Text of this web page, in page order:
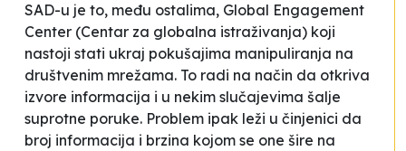
SAD-u je to, među ostalima, Global Engagement
Center (Centar za globalna istraživanja) koji
nastoji stati ukraj pokušajima manipuliranja na
društvenim mrežama. To radi na način da otkriva
izvore informacija i u nekim slučajevima šalje
suprotne poruke. Problem ipak leži u činjenici da
broj informacija i brzina kojom se one šire na